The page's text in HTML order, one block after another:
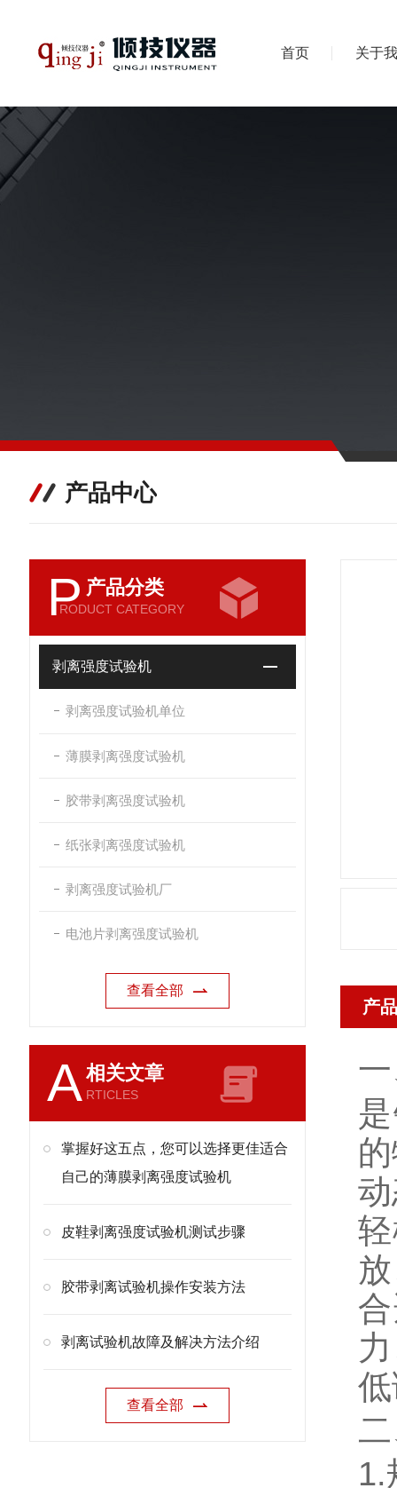
首页 关于
产品中心
P 产品分类
RODUCT CATEGORY
剥离强度试验机
剥离强度试验机单位
薄膜剥离强度试验机
胶带剥离强度试验机
纸张剥离强度试验机
剥离强度试验机厂
电池片剥离强度试验机
查看全部
A相关文章
RTICLES
掌握好这五点，您可以选择更佳适合
自己的薄膜剥离强度试验机
皮鞋剥离强度试验机测试步骤
胶带剥离试验机操作安装方法
剥离试验机故障及解决方法介绍
查看全部
产
1.